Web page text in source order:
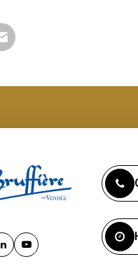
Lien Lien